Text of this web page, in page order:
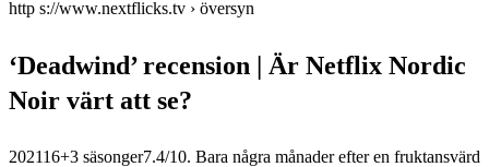
http s://www.nextflicks.tv › översyn
‘Deadwind’ recension | Är Netflix Nordic
Noir värt att se?
202116+3 säsonger7.4/10. Bara några månader efter en fruktansvärd